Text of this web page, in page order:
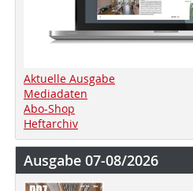
Aktuelle Ausgabe
Mediadaten
Abo-Shop
Heftarchiv
Ausgabe 07-08/2026